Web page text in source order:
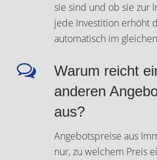
sie sind und ob sie zur
jede Investition erhöht
automatisch im
Warum reicht
anderen
aus?
Angebotspreise aus
nur, zu welchem Preis